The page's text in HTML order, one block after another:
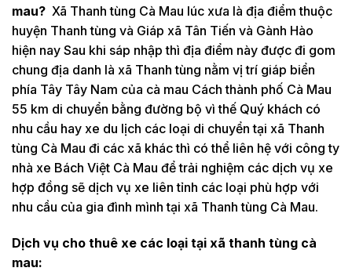
mau? Xã Thanh tùng Cà Mau lúc xưa là địa điểm thuộc
huyện Thanh tùng và Giáp xã Tân Tiến và Gành Hào
hiện nay Sau khi sáp nhập thì địa điểm này được đi gom
chung địa danh là xã Thanh tùng nằm vị trí giáp biển
phía Tây Tây Nam của cà mau Cách thành phố Cà Mau
55 km di chuyển bằng đường bộ vì thế Quý khách có
nhu cầu hay xe du lịch các loại di chuyển tại xã Thanh
tùng Cà Mau đi các xã khác thì có thể liên hệ với công ty
nhà xe Bách Việt Cà Mau để trải nghiệm các dịch vụ xe
hợp đồng sẽ dịch vụ xe liên tỉnh các loại phù hợp với
nhu cầu của gia đình mình tại xã Thanh tùng Cà Mau.
Dịch vụ cho thuê xe các loại tại xã thanh tùng cà
mau: